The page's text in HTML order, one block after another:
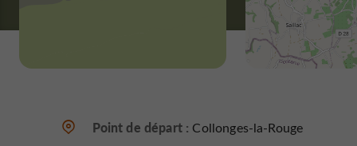
Point de départ : Collonges-la-Rouge